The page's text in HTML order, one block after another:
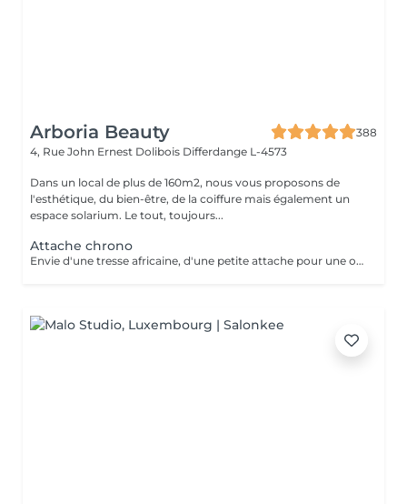
Arboria Beauty
388
4, Rue John Ernest Dolibois Differdange L-4573
Dans un local de plus de 160m2, nous vous proposons de
l'esthétique, du bien-être, de la coiffure mais également un
espace solarium. Le tout, toujours...
Attache chrono
Envie d'une tresse africaine, d'une petite attache pour une occasion,ce service est mis en place pour une petite mise en beauté de vos cheveux. a partir de 15 EURO puis calculé en fonction du temps passé